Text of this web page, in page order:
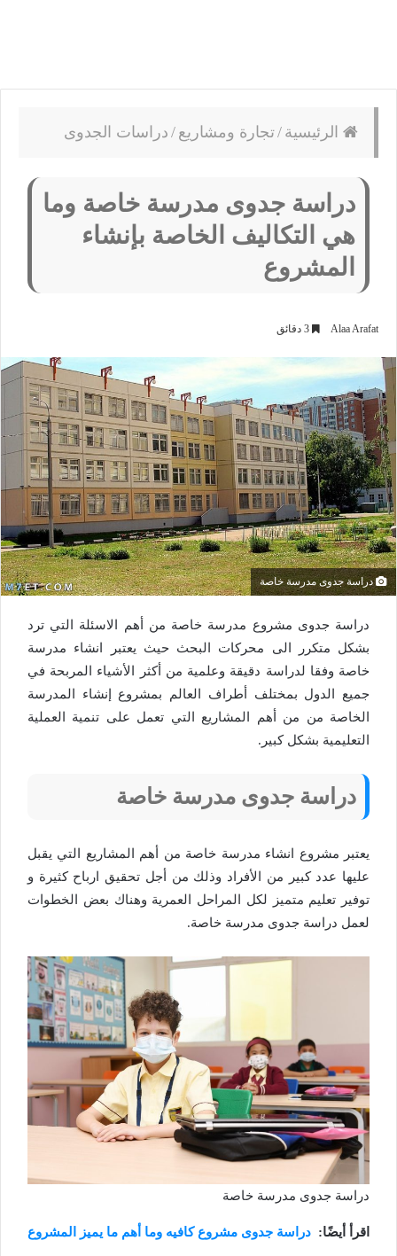
الرئيسية /تجارة ومشاريع / دراسات الجدوى
دراسة جدوى مدرسة خاصة وما
هي التكاليف الخاصة بإنشاء
المشروع
Alaa Arafat
دراسة جدوى مدرسة خاصة
دراسة جدوى مشروع مدرسة خاصة من أهم الاسئلة التي ترد
بشكل متكرر الى محركات البحث حيث يعتبر انشاء مدرسة
خاصة وفقا لدراسة دقيقة وعلمية من أكثر الأشياء المربحة في
جميع الدول بمختلف أطراف العالم بمشروع إنشاء المدرسة
الخاصة من من أهم المشاريع التي تعمل على تنمية العملية
التعليمية بشكل كبير.
دراسة جدوى مدرسة خاصة
يعتبر مشروع انشاء مدرسة خاصة من أهم المشاريع التي يقبل
عليها عدد كبير من الأفراد وذلك من أجل تحقيق ارباح كثيرة و
توفير تعليم متميز لكل المراحل العمرية وهناك بعض الخطوات
لعمل دراسة جدوى مدرسة خاصة.
دراسة جدوى مدرسة خاصة
اقرأ أيضًا: دراسة جدوى مشروع كافيه وما أهم ما يميز المشروع